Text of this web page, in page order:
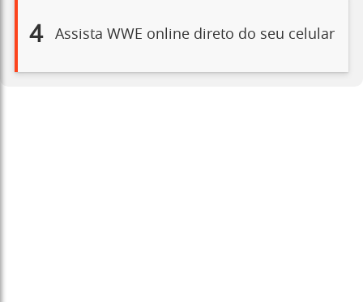
4 Assista WWE online direto do seu celular